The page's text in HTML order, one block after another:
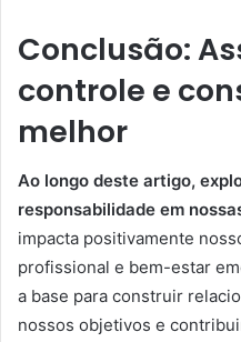
Conclusão:
controle e
melhor
Ao longo deste artigo,
responsabilidade em
impacta positivamente
profissional e bem-estar
a base para construir
nossos objetivos e